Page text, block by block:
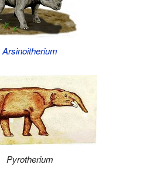
Arsinoitherium
Pyrotherium